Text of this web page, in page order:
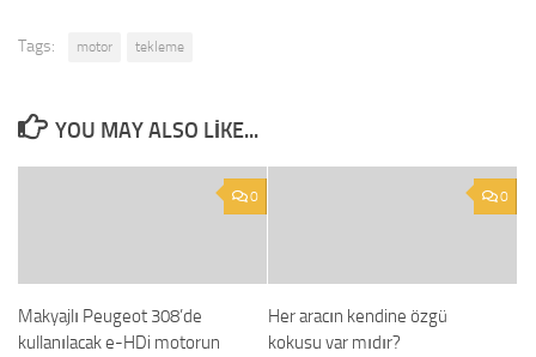
Tags: motor tekleme
YOU MAY ALSO LIKE...
0
Makyajlı Peugeot 308’de
kullanılacak e-HDi motorun
0
Her aracın kendine özgü
kokusu var mıdır?